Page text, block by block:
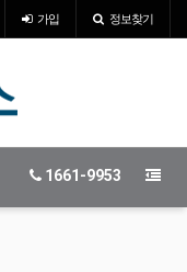
가입 정보찾기
1661-9953